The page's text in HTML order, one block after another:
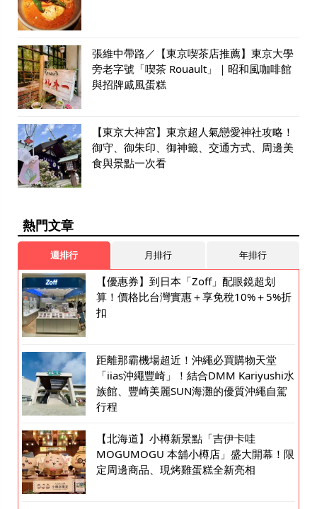
張維中帶路／【東京喫茶店推薦】東京大學
旁老字號「喫茶 Rouault」｜昭和風咖啡館
與招牌戚風蛋糕
【東京大神宮】東京超人氣戀愛神社攻略！
御守、御朱印、御神籤、交通方式、周邊美
食與景點一次看
熱門文章
週排行 月排行 年排行
【優惠券】到日本「Zoff」配眼鏡超划
算！價格比台灣實惠＋享免稅10%＋5%折
扣
距離那霸機場超近！沖繩必買購物天堂
「iias沖繩豐崎」！結合DMM Kariyushi水
族館、豐崎美麗SUN海灘的優質沖繩自駕
行程
【北海道】小樽新景點「吉伊卡哇
MOGUMOGU 本舖小樽店」盛大開幕！限
定周邊商品、現烤雞蛋糕全新亮相